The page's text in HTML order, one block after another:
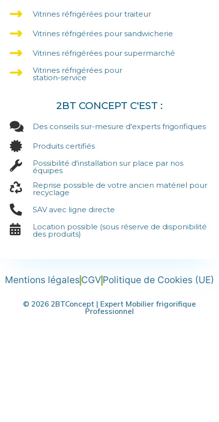
Vitrines réfrigérées pour traiteur
Vitrines réfrigérées pour sandwicherie
Vitrines réfrigérées pour supermarché
Vitrines réfrigérées pour
station-service
2BT CONCEPT C'EST :
Des conseils sur-mesure d'experts frigorifiques
Produits certifiés
Possibilité d'installation sur place par nos
équipes
Reprise possible de votre ancien matériel pour
recyclage
SAV avec ligne directe
Location possible (sous réserve de disponibilité
des produits)
Mentions légales CGVPolitique de Cookies (UE)
© 2026 2BTConcept | Expert Mobilier frigorifique
Professionnel